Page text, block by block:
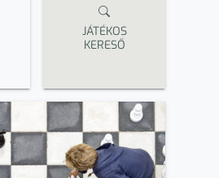
JÁTÉKOS
KERESŐ